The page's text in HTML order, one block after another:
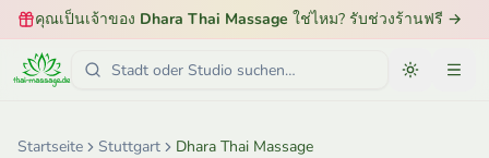
คุณเป็นเจ้าของ Dhara Thai Massage ใช่ไหม? รับช่วงร้านฟรี →
Startseite Stuttgart Dhara Thai Massage